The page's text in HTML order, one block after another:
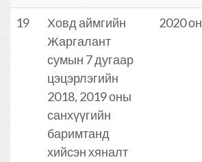
19
Ховд аймгийн
Жаргалант
сумын 7 дугаар
цэцэрлэгийн
2018, 2019 оны
санхүүгийн
баримтанд
хийсэн хяналт
2020 он